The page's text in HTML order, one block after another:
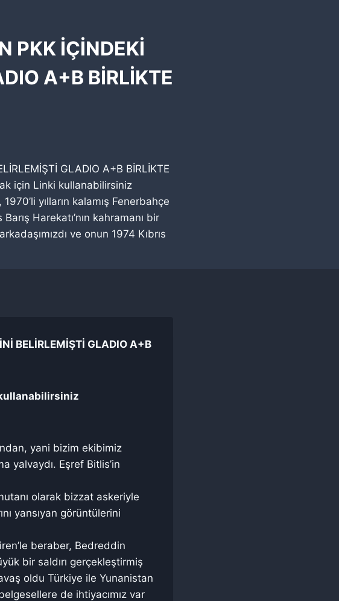
PKK İÇİNDEKİ
A+B BİRLİKTE
GLADIO A+B BİRLİKTE
için Linki kullanabilirsiniz
yılların kalamış Fenerbahçe
Harekatı’nın kahramanı bir
ve onun 1974 Kıbrıs
BELİRLEMİŞTİ GLADIO A+B
yani bizim ekibimiz
yalvaydı. Eşref Bitlis’in
olarak bizzat askeriyle
yansıyan görüntülerini
beraber, Bedreddin
bir saldırı gerçekleştirmiş
oldu Türkiye ile Yunanistan
de ihtiyacımız var